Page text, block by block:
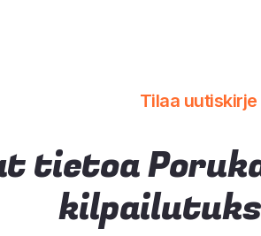
Tilaa uutiskirje
tietoa